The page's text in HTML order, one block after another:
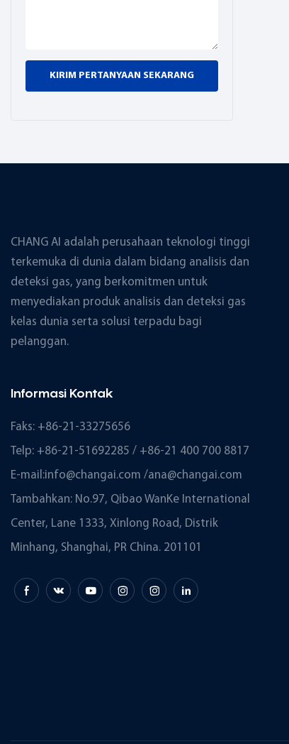
KIRIM PERTANYAAN SEKARANG
CHANG AI adalah perusahaan teknologi tinggi
terkemuka di dunia dalam bidang analisis dan
deteksi gas, yang berkomitmen untuk
menyediakan produk analisis dan deteksi gas
kelas dunia serta solusi terpadu bagi
pelanggan.
Informasi Kontak
Faks: +86-21-33275656
Telp: +86-21-51692285 / +86-21 400 700 8817
E-mail:info@changai.com /ana@changai.com
Tambahkan: No.97, Qibao WanKe International
Center, Lane 1333, Xinlong Road, Distrik
Minhang, Shanghai, PR China. 201101